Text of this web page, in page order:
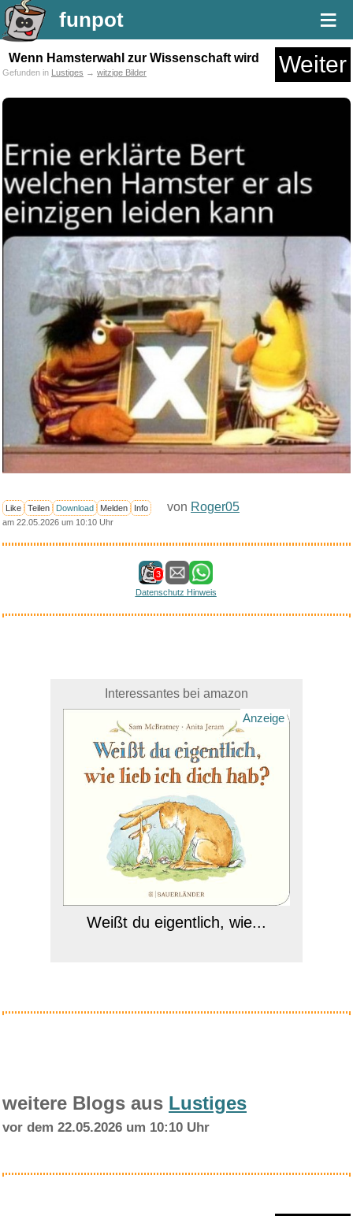
funpot ≡
Wenn Hamsterwahl zur Wissenschaft wird Weiter
Gefunden in Lustiges → witzige Bilder
Like Teilen Download Melden Info von Roger05
am 22.05.2026 um 10:10 Uhr
3
Datenschutz Hinweis
Interessantes bei amazon
Anzeige
Weißt du eigentlich, wie...
weitere Blogs aus Lustiges
vor dem 22.05.2026 um 10:10 Uhr